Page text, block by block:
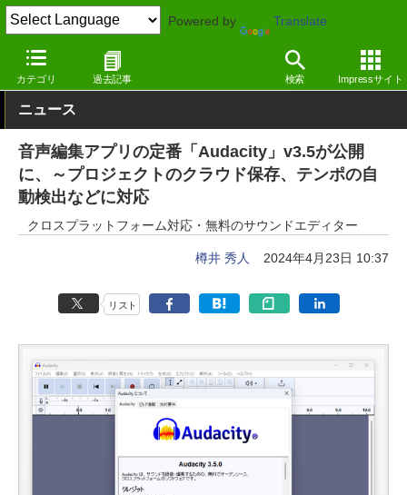
Powered by Translate
カテゴリ 過去記事 検索 Impressサイト
窓の杜 画像・映像・音楽
ニュース
音声編集アプリの定番「Audacity」v3.5が公開
に、～プロジェクトのクラウド保存、テンポの自
動検出などに対応
クロスプラットフォーム対応・無料のサウンドエディター
樽井 秀人 2024年4月23日 10:37
リスト